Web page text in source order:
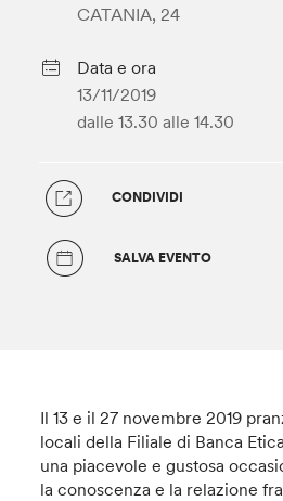
CATANIA, 24
Data e ora
13/11/2019
dalle 13.30 alle 14.30
CONDIVIDI
SALVA EVENTO
Il 13 e il 27 novembre 2019
locali della Filiale di Banca
una piacevole e gustosa
la conoscenza e la relazione